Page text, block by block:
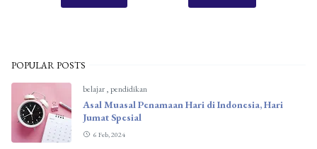
POPULAR POSTS
belajar,pendidikan
Asal Muasal Penamaan Hari di Indonesia, Hari
Jumat Spesial
6 Feb, 2024